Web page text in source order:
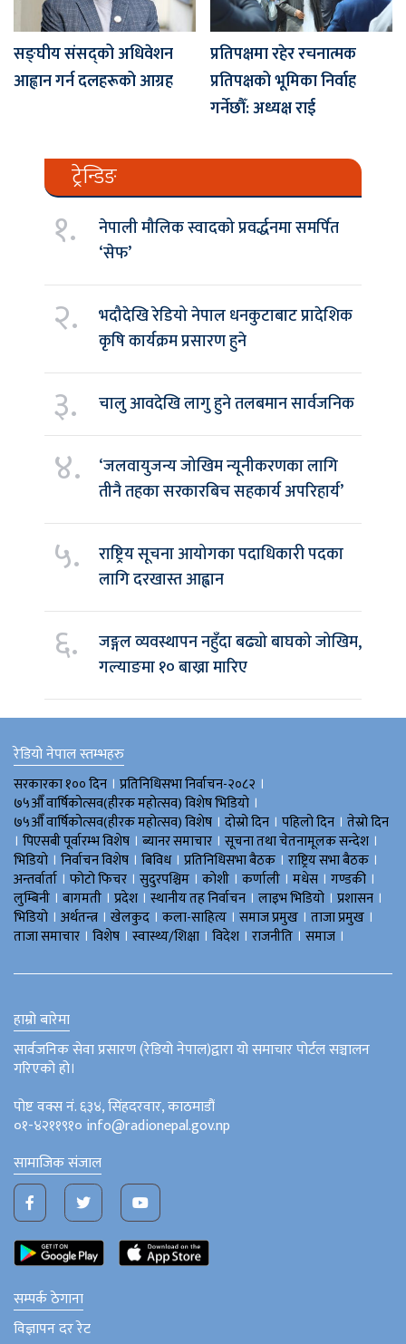
सङ्घीय संसद्को अधिवेशन
आह्वान गर्न दलहरूको आग्रह
प्रतिपक्षमा रहेर रचनात्मक
प्रतिपक्षको भूमिका निर्वाह
गर्नेछौँ: अध्यक्ष राई
ट्रेन्डिङ
१.
नेपाली मौलिक स्वादको प्रवर्द्धनमा समर्पित
‘सेफ’
२.
भदौदेखि रेडियो नेपाल धनकुटाबाट प्रादेशिक
कृषि कार्यक्रम प्रसारण हुने
३. चालु आवदेखि लागु हुने तलबमान सार्वजनिक
४.
‘जलवायुजन्य जोखिम न्यूनीकरणका लागि
तीनै तहका सरकारबिच सहकार्य अपरिहार्य’
५.
राष्ट्रिय सूचना आयोगका पदाधिकारी पदका
लागि दरखास्त आह्वान
६.
जङ्गल व्यवस्थापन नहुँदा बढ्यो बाघको जोखिम,
गल्याङमा १० बाख्रा मारिए
रेडियो नेपाल स्तम्भहरु
सरकारका १०० दिन । प्रतिनिधिसभा निर्वाचन-२०८२ ।
७५औँ वार्षिकोत्सव(हीरक महोत्सव) विशेष भिडियाे ।
७५औँ वार्षिकोत्सव(हीरक महोत्सव) विशेष । दोस्रो दिन । पहिलो दिन । तेस्रो दिन
। पिएसबी पूर्वारम्भ विशेष । ब्यानर समाचार । सूचना तथा चेतनामूलक सन्देश ।
भिडियाे । निर्वाचन विशेष । बिविध। प्रतिनिधिसभा बैठक । राष्ट्रिय सभा बैठक ।
अन्तर्वार्ता । फोटो फिचर । सुदुरपश्चिम । काेशी । कर्णाली । मधेस । गण्डकी ।
लुम्बिनी । बागमती । प्रदेश । स्थानीय तह निर्वाचन । लाइभ भिडियो । प्रशासन ।
भिडियो । अर्थतन्त्र । खेलकुद । कला-साहित्य । समाज प्रमुख । ताजा प्रमुख ।
ताजा समाचार । विशेष । स्वास्थ्य/शिक्षा । विदेश । राजनीति । समाज ।
हाम्रो बारेमा
सार्वजनिक सेवा प्रसारण (रेडियो नेपाल)द्वारा यो समाचार पोर्टल सञ्चालन
गरिएको हो।
पोष्ट वक्स नं. ६३४, सिंहदरवार, काठमाडौं
०१-४२११९१० info@radionepal.gov.np
सामाजिक संजाल
सम्पर्क ठेगाना
विज्ञापन दर रेट